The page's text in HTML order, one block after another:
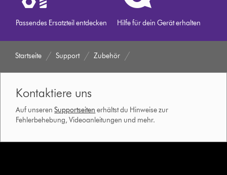
Passendes Ersatzteil entdecken Hilfe für dein Gerät erhalten
Startseite Support Zubehör
Kontaktiere uns
Auf unserenSupportseiten erhältst du Hinweise zur
Fehlerbehebung, Videoanleitungen und mehr.